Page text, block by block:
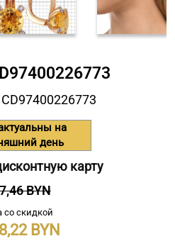
на
день
карту
BYN
со скидкой